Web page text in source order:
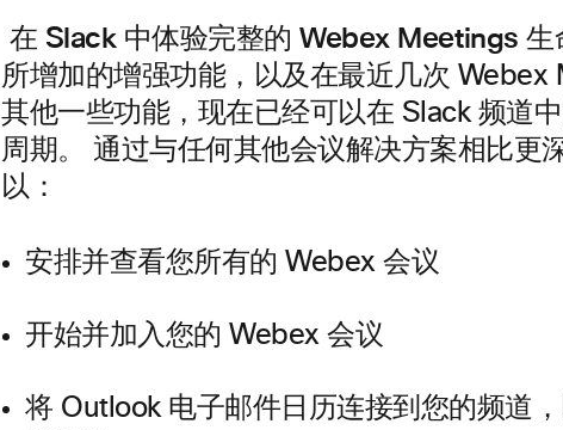
在 Slack 中体验完整的 Webex Meetings 生
所增加的增强功能，以及在最近几次 Webex
其他一些功能，现在已经可以在 Slack 频道
周期。 通过与任何其他会议解决方案相比更
以：
安排并查看您所有的 Webex 会议
开始并加入您的 Webex 会议
将 Outlook 电子邮件日历连接到您的频道